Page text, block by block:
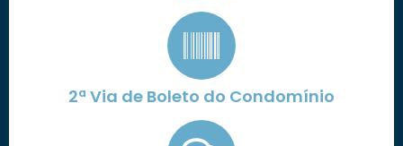
2ª Via de Boleto do Condomínio